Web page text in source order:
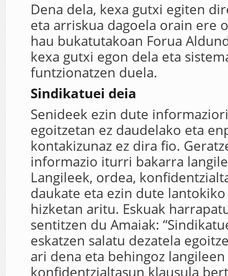
Dena dela, kexa gutxi egiten
eta arriskua dagoela orain ere
hau bukatutakoan Forua
kexa gutxi egon dela eta
funtzionatzen duela.
Sindikatuei deia
Senideek ezin dute
egoitzetan ez daudelako eta
kontakizunaz ez dira fio.
informazio iturri bakarra
Langileek, ordea,
daukate eta ezin dute
hizketan aritu. Eskuak
sentitzen du Amaiak:
eskatzen salatu dezatela
ari dena eta behingoz langileen
konfidentzialtasun klausula